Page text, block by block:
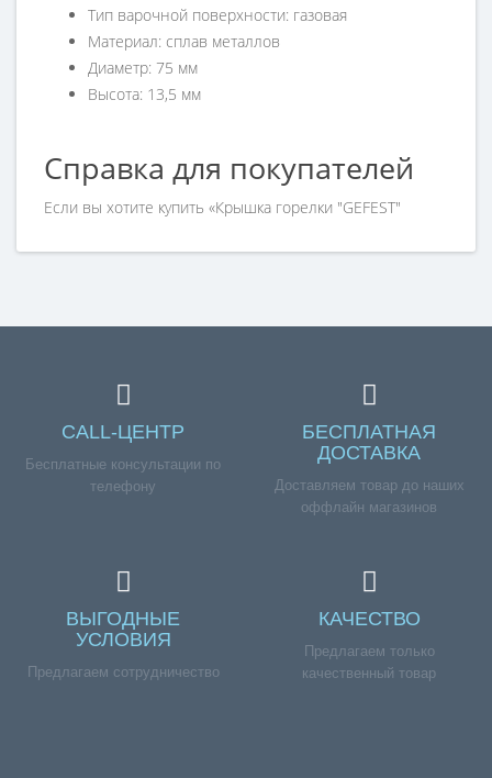
Тип варочной поверхности: газовая
Материал: сплав металлов
Диаметр: 75 мм
Высота: 13,5 мм
Справка для покупателей
Если вы хотите купить «Крышка горелки "GEFEST"
(1100,00,0,130-01)», но у вас возникли сложности
CALL-ЦЕНТР
Бесплатные консультации по
телефону
БЕСПЛАТНАЯ
ДОСТАВКА
Доставляем товар до наших
оффлайн магазинов
ВЫГОДНЫЕ
УСЛОВИЯ
Предлагаем сотрудничество
КАЧЕСТВО
Предлагаем только
качественный товар